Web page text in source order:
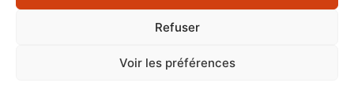
Refuser
Voir les préférences
© Tous droits réservés